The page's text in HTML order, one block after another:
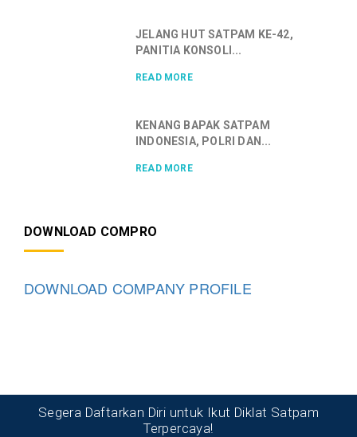
JELANG HUT SATPAM KE-42,
PANITIA KONSOLI...
READ MORE
KENANG BAPAK SATPAM
INDONESIA, POLRI DAN...
READ MORE
DOWNLOAD COMPRO
DOWNLOAD COMPANY PROFILE
Segera Daftarkan Diri untuk Ikut Diklat Satpam
Terpercaya!